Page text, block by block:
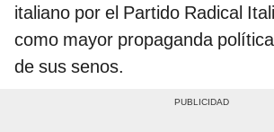
italiano por el Partido Radical
como mayor propaganda
de sus senos.